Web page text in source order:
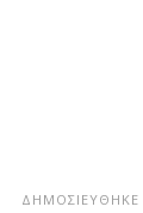
ΔΗΜΟΣΙΕΎΘΗΚΕ